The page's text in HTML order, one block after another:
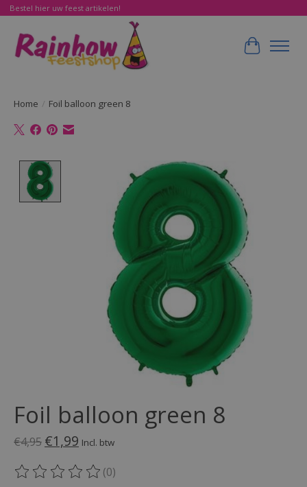
Bestel hier uw feest artikelen!
Home / Foil balloon green 8
Product image slideshow Items
Foil balloon green 8
€4,95 €1,99 Incl. btw
De beoordeling van dit product is
(0)